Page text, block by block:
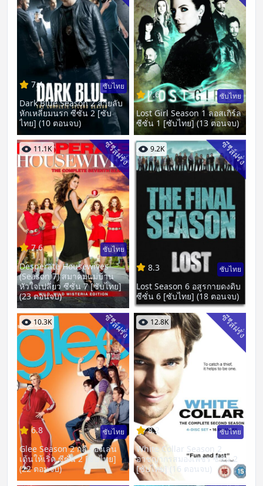
7.4 ซับไทย
Dark Blue Season 2 สายลับ
หักเหลี่ยมนรก ซีซั่น 2 [ซับ
ไทย] (10 ตอนจบ)
7.6 ซับไทย
Lost Girl Season 1 ลอสเกิร์ล
ซีซั่น 1 [ซับไทย] (13 ตอนจบ)
11.1K ซีรีส์ฝรั่ง
7.6 ซับไทย
Desperate Housewives
(Season 7) สมาคมแม่บ้าน
หัวใจเปลี่ยว ซีซั่น 7 [ซับไทย]
(23 ตอนจบ)
9.2K ซีรีส์ฝรั่ง
8.3 ซับไทย
Lost Season 6 อสูรกายดงดิบ
ซีซั่น 6 [ซับไทย] (18 ตอนจบ)
10.3K ซีรีส์ฝรั่ง
6.8 ซับไทย
Glee Season 2 กลี ร้องเล่น
เต้นให้เริ่ด ซีซั่น 2 [ซับไทย]
(22 ตอนจบ)
12.8K ซีรีส์ฝรั่ง
8.2 ซับไทย
White Collar Season 2
อาชญากรสมองเพชร ซีซั่น 2
[ซับไทย] (16 ตอนจบ)